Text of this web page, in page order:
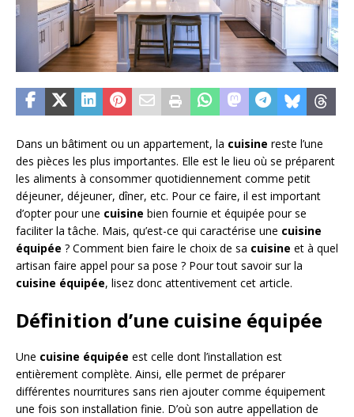
Dans un bâtiment ou un appartement, la cuisine reste l’une
des pièces les plus importantes. Elle est le lieu où se préparent
les aliments à consommer quotidiennement comme petit
déjeuner, déjeuner, dîner, etc. Pour ce faire, il est important
d’opter pour une cuisine bien fournie et équipée pour se
faciliter la tâche. Mais, qu’est-ce qui caractérise une cuisine
équipée ? Comment bien faire le choix de sa cuisine et à quel
artisan faire appel pour sa pose ? Pour tout savoir sur la
cuisine équipée, lisez donc attentivement cet article.
Définition d’une cuisine équipée
Une cuisine équipée est celle dont l’installation est
entièrement complète. Ainsi, elle permet de préparer
différentes nourritures sans rien ajouter comme équipement
une fois son installation finie. D’où son autre appellation de